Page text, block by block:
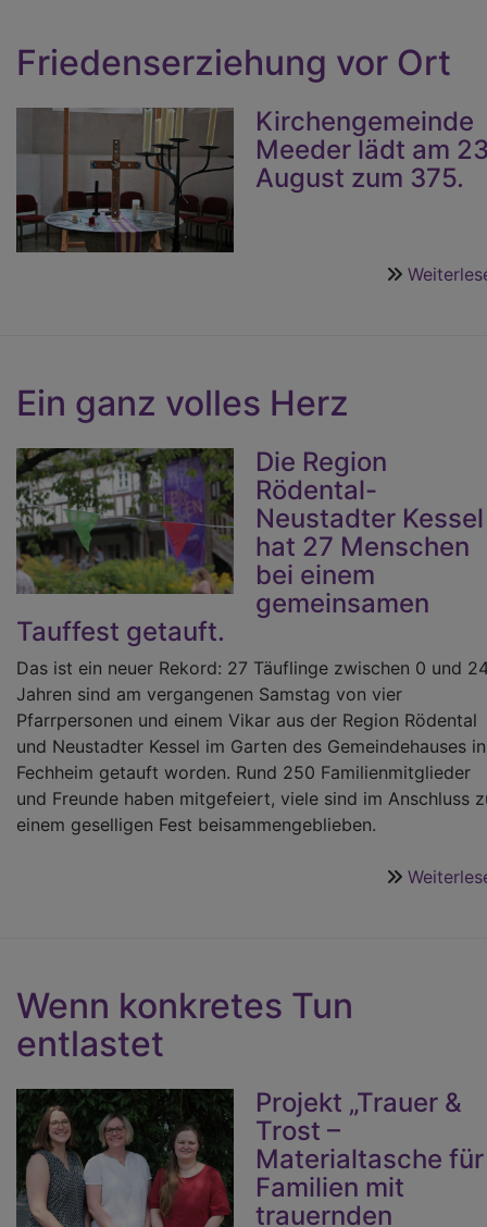
Friedenserziehung vor Ort
Kirchengemeinde
Meeder lädt am
August zum 375.
Ein ganz volles Herz
Die Region
Rödental-
Neustadter Kessel
hat 27 Menschen
bei einem
gemeinsamen
Tauffest getauft.
Das ist ein neuer Rekord: 27 Täuflinge zwischen 0 und
Jahren sind am vergangenen Samstag von vier
Pfarrpersonen und einem Vikar aus der Region Rödental
und Neustadter Kessel im Garten des Gemeindehauses in
Fechheim getauft worden. Rund 250 Familienmitglieder
und Freunde haben mitgefeiert, viele sind im Anschluss
einem geselligen Fest beisammengeblieben.
Wenn konkretes Tun
entlastet
Projekt „Trauer &
Trost –
Materialtasche für
Familien mit
trauernden